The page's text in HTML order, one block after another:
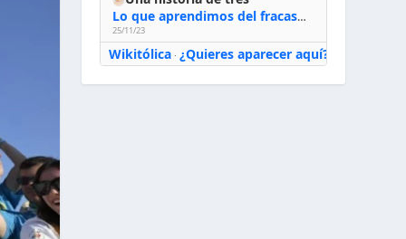
Lo que aprendimos del fracaso al emprender
25/11/23
Wikitólica· ¿Quieres aparecer aquí?